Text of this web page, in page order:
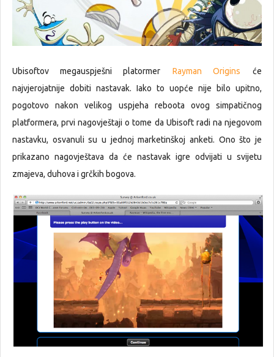
Ubisoftov megauspješni platormer Rayman Origins
će
najvjerojatnije dobiti nastavak. Iako to uopće nije bilo upitno,
pogotovo nakon velikog uspjeha reboota ovog simpatičnog
platformera, prvi nagovještaji o tome da Ubisoft radi na njegovom
nastavku, osvanuli su u jednoj marketinškoj anketi. Ono što je
prikazano nagovještava da će nastavak igre odvijati u svijetu
zmajeva, duhova i grčkih bogova.